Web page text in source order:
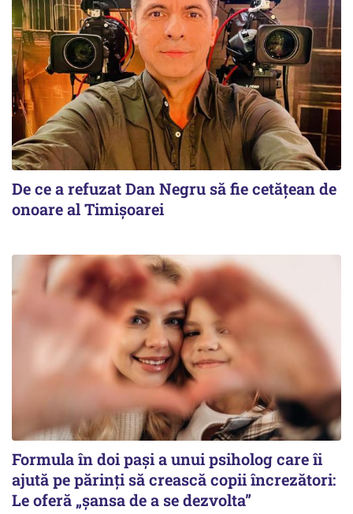
De ce a refuzat Dan Negru să fie cetățean de
onoare al Timișoarei
Formula în doi pași a unui psiholog care îi
ajută pe părinți să crească copii încrezători:
Le oferă „șansa de a se dezvolta”